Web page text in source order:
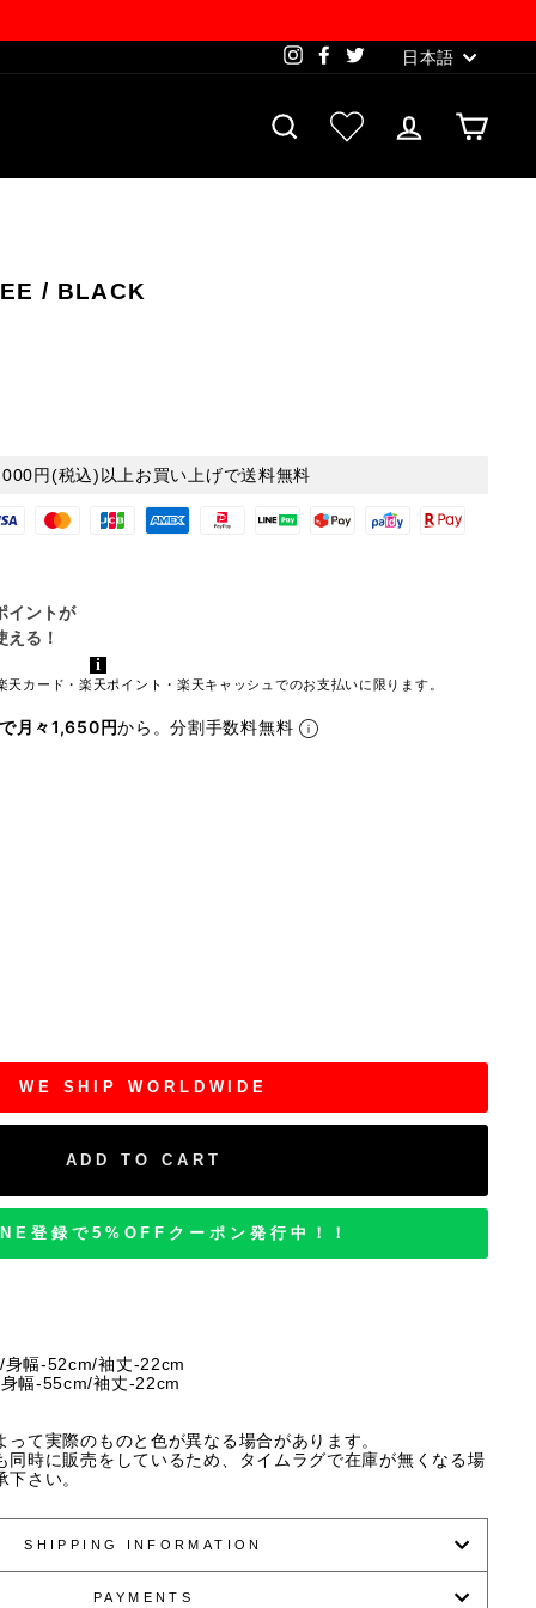
InstagramFacebook
TwitterLanguage
日本語
SEARCHお気に入り一覧
LOG IN
/ BLACK
円(税込)以上お買い上げで送料無料
カード・楽天ポイント・楽天キャッシュでのお支払いに限ります。
月々1,650円から。分割手数料無料
WE SHIP WORLDWIDE
ADD TO CART
登録で5%OFFクーポン発行中！！
幅-52cm/袖丈-22cm
幅-55cm/袖丈-22cm
って実際のものと色が異なる場合があります。
時に販売をしているため、タイムラグで在庫が無くなる場
さい。
SHIPPING INFORMATION
PAYMENTS